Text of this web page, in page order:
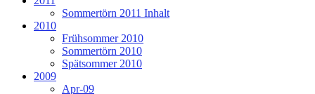
Sommertörn 2011 Inhalt
2010
Frühsommer 2010
Sommertörn 2010
Spätsommer 2010
2009
Apr-09